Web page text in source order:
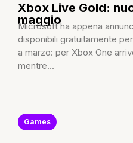
Xbox Live Gold:
maggio
Microsoft ha appena
disponibili gratuitamente
a marzo: per Xbox One
mentre...
Games